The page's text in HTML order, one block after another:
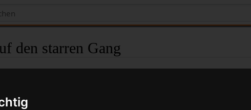
den starren Gang
2021, 16:24 Uhr von